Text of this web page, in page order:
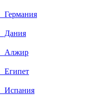
Германия
Дания
Алжир
Египет
Испания